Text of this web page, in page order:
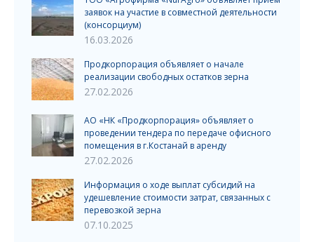
заявок на участие в совместной деятельности
(консорциум)
16.03.2026
Продкорпорация объявляет о начале
реализации свободных остатков зерна
27.02.2026
АО «НК «Продкорпорация» объявляет о
проведении тендера по передаче офисного
помещения в г.Костанай в аренду
27.02.2026
Информация о ходе выплат субсидий на
удешевление стоимости затрат, связанных с
перевозкой зерна
07.10.2025